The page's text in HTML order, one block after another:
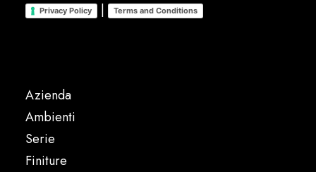
Privacy Policy | Terms and Conditions
Azienda
Ambienti
Serie
Finiture